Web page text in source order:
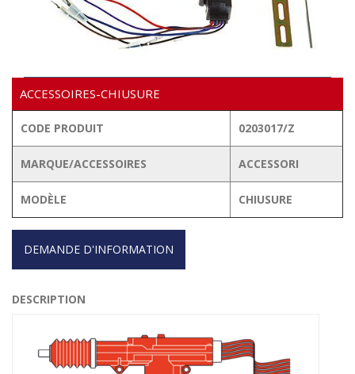
ACCESSOIRES-CHIUSURE
CODE PRODUIT 0203017/Z
MARQUE/ACCESSOIRES ACCESSORI
MODÈLE CHIUSURE
DEMANDE D'INFORMATION
DESCRIPTION